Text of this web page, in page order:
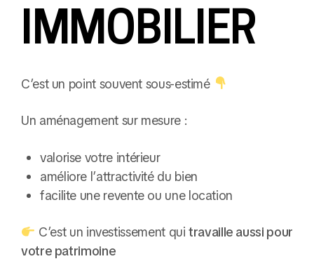
IMMOBILIER
C’est un point souvent sous-estimé
Un aménagement sur mesure :
valorise votre intérieur
améliore l’attractivité du bien
facilite une revente ou une location
C’est un investissement quitravaille aussi pour
votre patrimoine